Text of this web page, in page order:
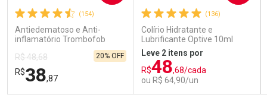
Por R$ 29,30/cada
Por R$ 29,30/cada
(154)
Antiedematoso e Anti-
inflamatório Trombofob
R$ 48,68
R$38,87
20% OFF
(136)
Colírio Hidratante e
Lubrificante Optive 10ml
Leve 2 itens por
R$48,68/cada
ou R$ 64,90/un